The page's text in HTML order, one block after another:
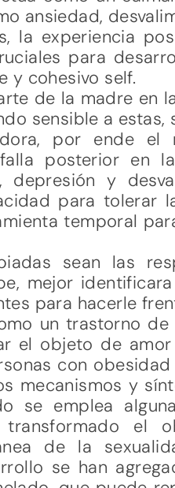
ansiedad,
la experiencia
para
y cohesivo self.
de la madre en
sensible a
por ende
posterior en
depresión y
para tolerar
temporal
sean las
mejor
para hacerle
un trastorno
el objeto de
con
mecanismos y
se emplea
transformado el
de la
se han